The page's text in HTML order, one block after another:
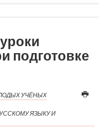
подготовке
УЧЁНЫХ
ЯЗЫКУ И